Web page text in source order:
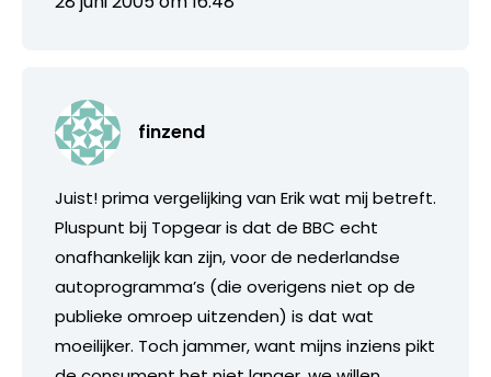
finzend
Juist! prima vergelijking van Erik wat mij betreft.
Pluspunt bij Topgear is dat de BBC echt
onafhankelijk kan zijn, voor de nederlandse
autoprogramma’s (die overigens niet op de
publieke omroep uitzenden) is dat wat
moeilijker. Toch jammer, want mijns inziens pikt